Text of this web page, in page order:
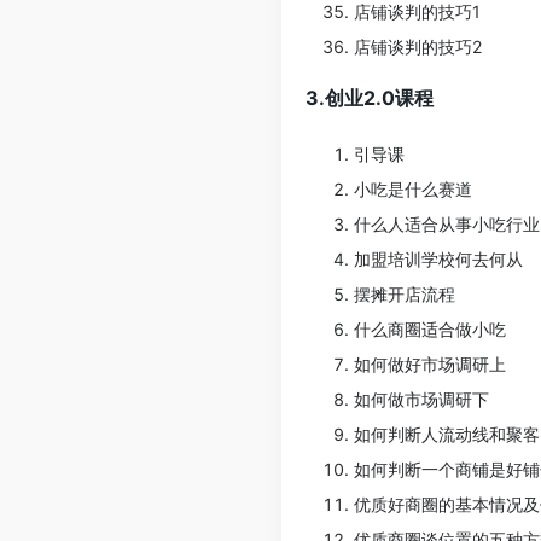
店铺谈判的技巧1
店铺谈判的技巧2
3.创业2.0课程
引导课
小吃是什么赛道
什么人适合从事小吃行业
加盟培训学校何去何从
摆摊开店流程
什么商圈适合做小吃
如何做好市场调研上
如何做市场调研下
如何判断人流动线和聚
如何判断一个商铺是好
优质好商圈的基本情况